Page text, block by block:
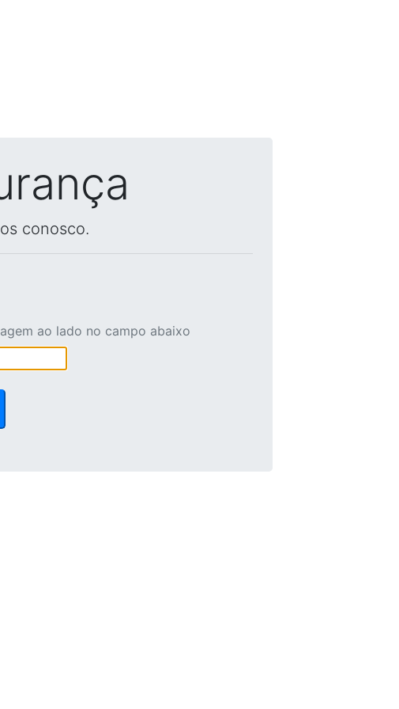
conosco.
ao lado no campo abaixo